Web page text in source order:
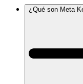
¿Qué son Meta